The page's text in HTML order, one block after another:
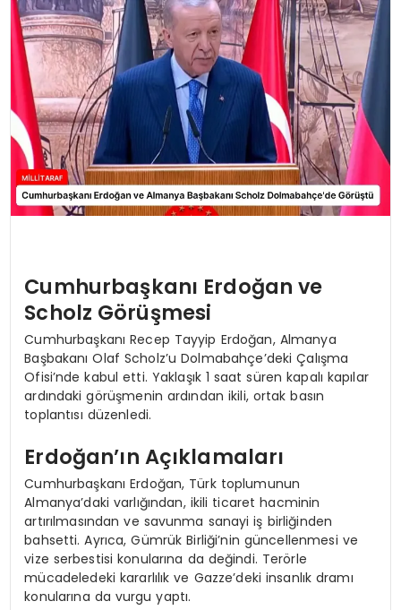
Cumhurbaşkanı Erdoğan ve
Scholz Görüşmesi
Cumhurbaşkanı Recep Tayyip Erdoğan, Almanya
Başbakanı Olaf Scholz’u Dolmabahçe’deki Çalışma
Ofisi’nde kabul etti. Yaklaşık 1 saat süren kapalı kapılar
ardındaki görüşmenin ardından ikili, ortak basın
toplantısı düzenledi.
Erdoğan’ın Açıklamaları
Cumhurbaşkanı Erdoğan, Türk toplumunun
Almanya’daki varlığından, ikili ticaret hacminin
artırılmasından ve savunma sanayi iş birliğinden
bahsetti. Ayrıca, Gümrük Birliği’nin güncellenmesi ve
vize serbestisi konularına da değindi. Terörle
mücadeledeki kararlılık ve Gazze’deki insanlık dramı
konularına da vurgu yaptı.